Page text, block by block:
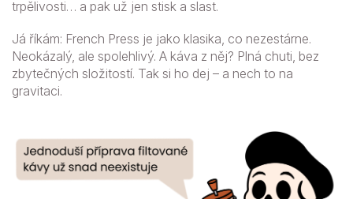
trpělivosti… a pak už jen stisk a slast.
Já říkám: French Press je jako klasika, co nezestárne.
Neokázalý, ale spolehlivý. A káva z něj? Plná chuti, bez
zbytečných složitostí. Tak si ho dej – a nech to na
gravitaci.